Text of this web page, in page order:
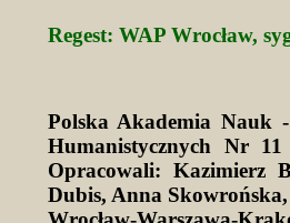
Regest: WAP Wrocław,
Polska Akademia Nauk
Humanistycznych Nr
Opracowali: Kazimierz
Dubis, Anna